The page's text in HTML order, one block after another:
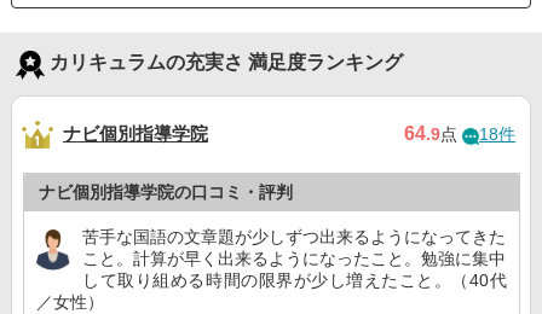
カリキュラムの充実さ 満足度ランキング
ナビ個別指導学院 64.9点 18件
ナビ個別指導学院の口コミ・評判
苦手な国語の文章題が少しずつ出来るようになってきた
こと。計算が早く出来るようになったこと。勉強に集中
して取り組める時間の限界が少し増えたこと。（40代
／女性）